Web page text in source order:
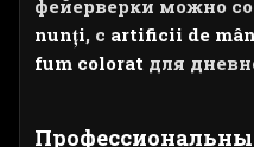
фейерверки можно
nunți, с artificii de
fum colorat для